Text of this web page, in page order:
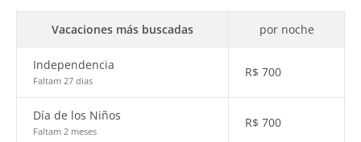
Vacaciones más buscadas por noche
Independencia
Faltam 27 dias
R$ 700
Día de los Niños
Faltam 2 meses
R$ 700